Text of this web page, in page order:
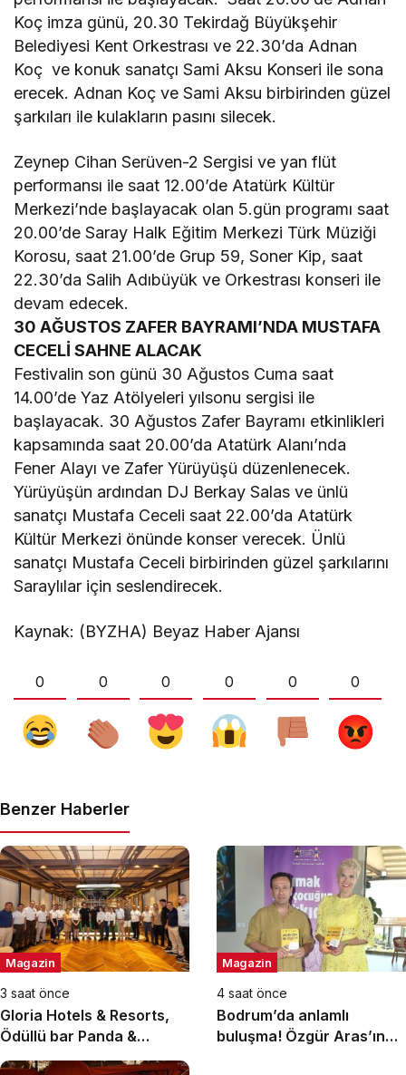
Koç imza günü, 20.30 Tekirdağ Büyükşehir
Belediyesi Kent Orkestrası ve 22.30’da Adnan
Koç ve konuk sanatçı Sami Aksu Konseri ile sona
erecek. Adnan Koç ve Sami Aksu birbirinden güzel
şarkıları ile kulakların pasını silecek.
Zeynep Cihan Serüven-2 Sergisi ve yan flüt
performansı ile saat 12.00’de Atatürk Kültür
Merkezi’nde başlayacak olan 5.gün programı saat
20.00’de Saray Halk Eğitim Merkezi Türk Müziği
Korosu, saat 21.00’de Grup 59, Soner Kip, saat
22.30’da Salih Adıbüyük ve Orkestrası konseri ile
devam edecek.
30 AĞUSTOS ZAFER BAYRAMI’NDA MUSTAFA
CECELİ SAHNE ALACAK
Festivalin son günü 30 Ağustos Cuma saat
14.00’de Yaz Atölyeleri yılsonu sergisi ile
başlayacak. 30 Ağustos Zafer Bayramı etkinlikleri
kapsamında saat 20.00’da Atatürk Alanı’nda
Fener Alayı ve Zafer Yürüyüşü düzenlenecek.
Yürüyüşün ardından DJ Berkay Salas ve ünlü
sanatçı Mustafa Ceceli saat 22.00’da Atatürk
Kültür Merkezi önünde konser verecek. Ünlü
sanatçı Mustafa Ceceli birbirinden güzel şarkılarını
Saraylılar için seslendirecek.
Kaynak: (BYZHA) Beyaz Haber Ajansı
0 0 0 0 0 0
Benzer Haberler
Magazin
3 saat önce
Gloria Hotels & Resorts,
Ödüllü bar Panda &
Sons ile unutulmaz bir
Magazin
4 saat önce
Bodrum’da anlamlı
buluşma! Özgür Aras’ın